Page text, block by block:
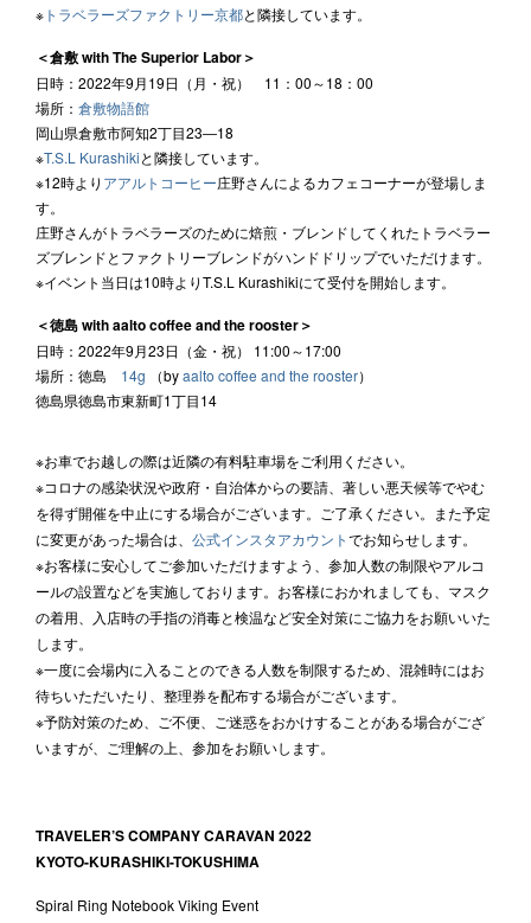
※ トラベラーズファクトリー京都と隣接しています。
＜倉敷 with The Superior Labor＞
日時：2022年9月19日（月・祝） 11：00～18：00
場所： 倉敷物語館
岡山県倉敷市阿知2丁目23―18
※T.S.L Kurashikiと隣接しています。
※12時より アアルトコーヒー庄野さんによるカフェコーナーが登場しま
す。
庄野さんがトラベラーズのために焙煎・ブレンドしてくれたトラベラー
ズブレンドとファクトリーブレンドがハンドドリップでいただけます。
※イベント当日は10時よりT.S.L Kurashikiにて受付を開始します。
＜徳島 with aalto coffee and the rooster＞
日時：2022年9月23日（金・祝） 11:00～17:00
場所：徳島 14g （byaalto coffee and the rooster）
徳島県徳島市東新町1丁目14
※お車でお越しの際は近隣の有料駐車場をご利用ください。
※コロナの感染状況や政府・自治体からの要請、著しい悪天候等でやむ
を得ず開催を中止にする場合がございます。ご了承ください。また予定
に変更があった場合は、 公式インスタアカウントでお知らせします。
※お客様に安心してご参加いただけますよう、参加人数の制限やアルコ
ールの設置などを実施しております。お客様におかれましても、マスク
の着用、入店時の手指の消毒と検温など安全対策にご協力をお願いいた
します。
※一度に会場内に入ることのできる人数を制限するため、混雑時にはお
待ちいただいたり、整理券を配布する場合がございます。
※予防対策のため、ご不便、ご迷惑をおかけすることがある場合がござ
いますが、ご理解の上、参加をお願いします。
TRAVELER’S COMPANY CARAVAN 2022
KYOTO-KURASHIKI-TOKUSHIMA
Spiral Ring Notebook Viking Event